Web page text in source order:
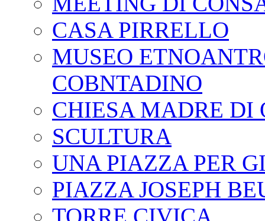
CASA PIRRELLO
MUSEO
COBNTADINO
CHIESA MADRE DI
SCULTURA
UNA PIAZZA PER
PIAZZA JOSEPH